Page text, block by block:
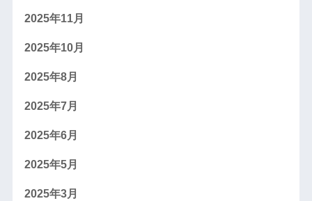
2025年11月
2025年10月
2025年8月
2025年7月
2025年6月
2025年5月
2025年3月